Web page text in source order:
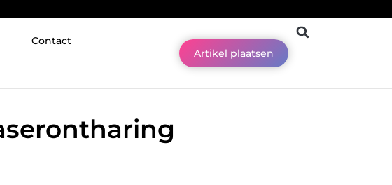
Contact
Artikel plaatsen